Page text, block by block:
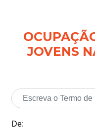
JOVENS
De: